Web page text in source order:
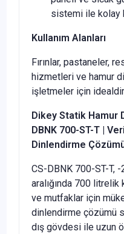
sistemi ile kolay
Kullanım Alanları
Fırınlar, pastaneler,
hizmetleri ve hamur
işletmeler için
Dikey Statik Hamur
DBNK 700-ST-T |
Dinlendirme
CS-DBNK 700-ST-T, -
aralığında 700
ve mutfaklar için
dinlendirme çözümü
dış gövdesi ile uzun